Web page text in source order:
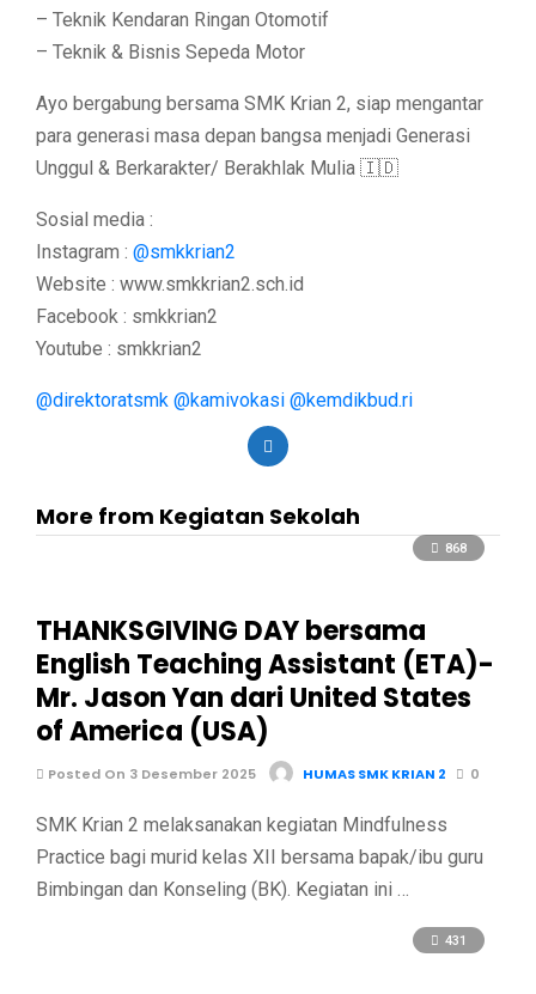
– Teknik Kendaran Ringan Otomotif
– Teknik & Bisnis Sepeda Motor
Ayo bergabung bersama SMK Krian 2, siap mengantar
para generasi masa depan bangsa menjadi Generasi
Unggul & Berkarakter/ Berakhlak Mulia 🇮🇩
Sosial media :
Instagram : @smkkrian2
Website : www.smkkrian2.sch.id
Facebook : smkkrian2
Youtube : smkkrian2
@direktoratsmk @kamivokasi @kemdikbud.ri
More from Kegiatan Sekolah
868
THANKSGIVING DAY bersama
English Teaching Assistant (ETA)-
Mr. Jason Yan dari United States
of America (USA)
Posted On 3 Desember 2025 HUMAS SMK KRIAN 2 0
SMK Krian 2 melaksanakan kegiatan Mindfulness
Practice bagi murid kelas XII bersama bapak/ibu guru
Bimbingan dan Konseling (BK). Kegiatan ini …
431